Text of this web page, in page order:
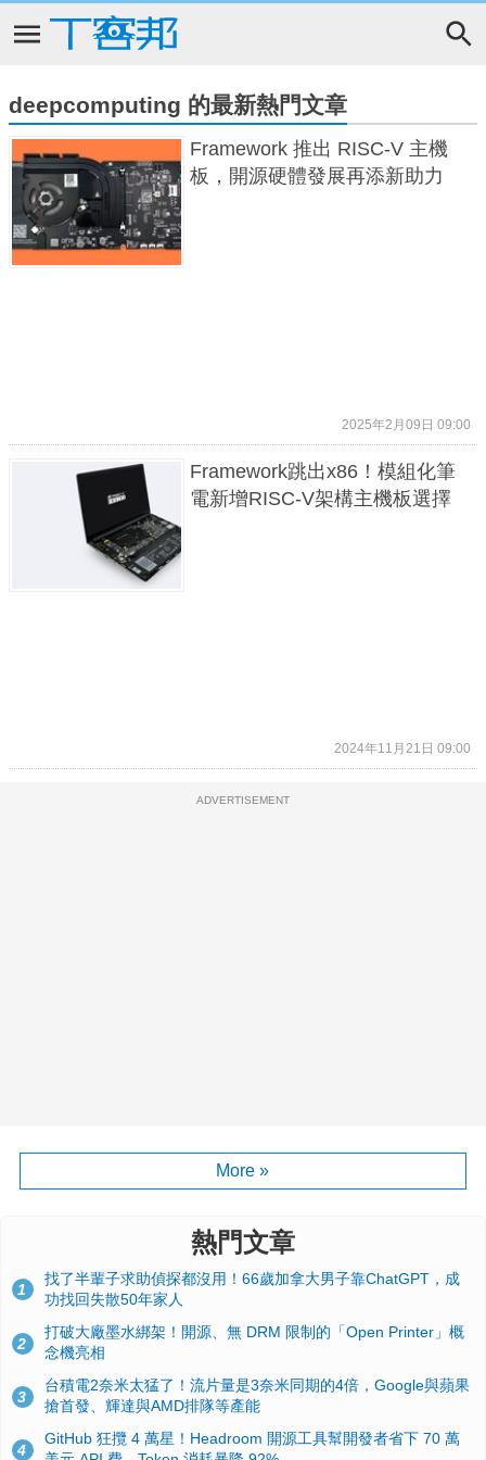
deepcomputing 的最新熱門文章
Framework 推出 RISC-V 主機
板，開源硬體發展再添新助力
2025年2月09日 09:00
Framework跳出x86！模組化筆
電新增RISC-V架構主機板選擇
2024年11月21日 09:00
ADVERTISEMENT
More »
熱門文章
1
找了半輩子求助偵探都沒用！66歲加拿大男子靠ChatGPT，成
功找回失散50年家人
2
打破大廠墨水綁架！開源、無 DRM 限制的「Open Printer」概
念機亮相
3
台積電2奈米太猛了！流片量是3奈米同期的4倍，Google與蘋果
搶首發、輝達與AMD排隊等產能
4
GitHub 狂攬 4 萬星！Headroom 開源工具幫開發者省下 70 萬